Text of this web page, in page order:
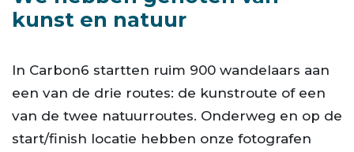
kunst en natuur
In Carbon6 startten ruim 900 wandelaars aan
een van de drie routes: de kunstroute of een
van de twee natuurroutes. Onderweg en op de
start/finish locatie hebben onze fotografen